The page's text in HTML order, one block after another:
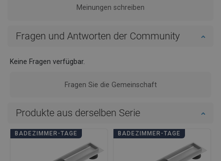
Meinungen schreiben
Fragen und Antworten der Community
Keine Fragen verfügbar.
Fragen Sie die Gemeinschaft
Produkte aus derselben Serie
BADEZIMMER-TAGE BADEZIMMER-TAGE